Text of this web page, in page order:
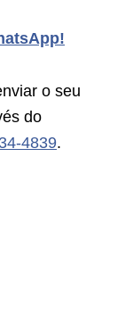
o seu
do
4839.